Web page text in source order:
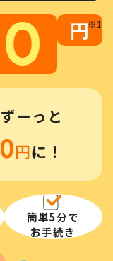
0 円※1
ずーっと
0円に！
簡単5分で
お手続き